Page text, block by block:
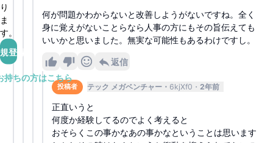
り
ま
す。
登録
持ちの方はこちら
何が問題かわからないと改善しようがないですね。全く
身に覚えがないことらなら人事の方にもその旨伝えても
いいかと思いました。無実な可能性もあるわけですし。
返信
投稿者 テック メガベンチャー 6kjXf0 2年前
正直いうと
何度か経験してるのでよく考えると
おそらくこの事かなあの事かなということは思います